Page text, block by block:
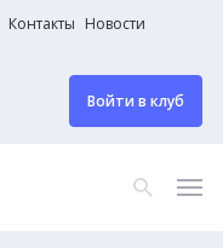
Контакты Новости
Войти в клуб